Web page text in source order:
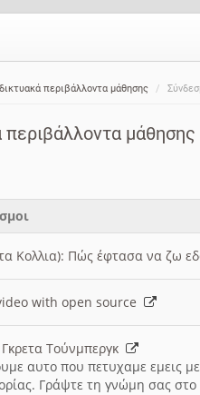
περιβάλλοντα μάθησης
περιβάλλοντα μάθησης
Κολλια): Πώς έφτασα να ζω
with open source
Γκρετα Τούνμπεργκ
αυτο που πετυχαμε εμεις
Γράψτε τη γνώμη σας